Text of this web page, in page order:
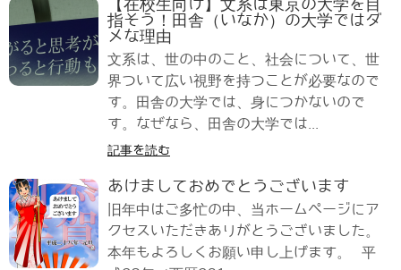
【在校生向け】文系は東京の大学を目
指そう！田舎（いなか）の大学ではダ
メな理由
文系は、世の中のこと、社会について、世
界ついて広い視野を持つことが必要なので
す。田舎の大学では、身につかないので
す。なぜなら、田舎の大学では...
記事を読む
あけましておめでとうございます
旧年中はご多忙の中、当ホームページにア
クセスいただきありがとうございました。
本年もよろしくお願い申し上げます。 平